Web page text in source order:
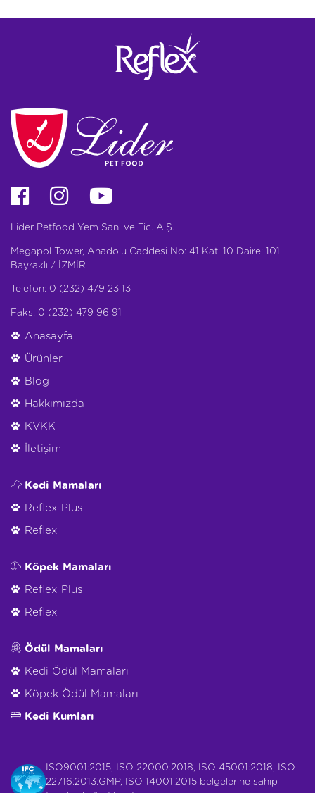
Lider Petfood Yem San. ve Tic. A.Ş.
Megapol Tower, Anadolu Caddesi No: 41 Kat: 10 Daire: 101
Bayraklı / İZMİR
Telefon: 0 (232) 479 23 13
Faks: 0 (232) 479 96 91
Anasayfa
Ürünler
Blog
Hakkımızda
KVKK
İletişim
Kedi Mamaları
Reflex Plus
Reflex
Köpek Mamaları
Reflex Plus
Reflex
Ödül Mamaları
Kedi Ödül Mamaları
Köpek Ödül Mamaları
Kedi Kumları
ISO9001:2015, ISO 22000:2018, ISO 45001:2018, ISO
22716:2013:GMP, ISO 14001:2015 belgelerine sahip